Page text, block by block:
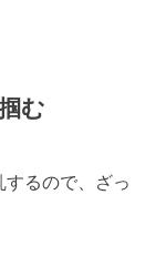
む
るので、ざっ